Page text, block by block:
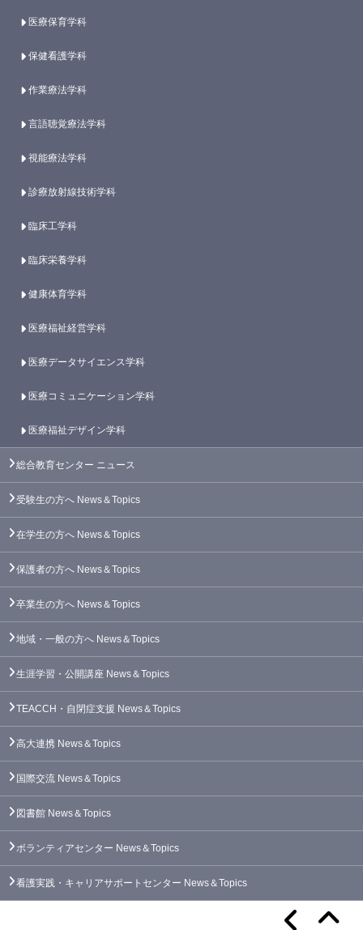
医療保育学科
保健看護学科
作業療法学科
言語聴覚療法学科
視能療法学科
診療放射線技術学科
臨床工学科
臨床栄養学科
健康体育学科
医療福祉経営学科
医療データサイエンス学科
医療コミュニケーション学科
医療福祉デザイン学科
総合教育センター ニュース
受験生の方へ News＆Topics
在学生の方へ News＆Topics
保護者の方へ News＆Topics
卒業生の方へ News＆Topics
地域・一般の方へ News＆Topics
生涯学習・公開講座 News＆Topics
TEACCH・自閉症支援 News＆Topics
高大連携 News＆Topics
国際交流 News＆Topics
図書館 News＆Topics
ボランティアセンター News＆Topics
看護実践・キャリアサポートセンター News＆Topics